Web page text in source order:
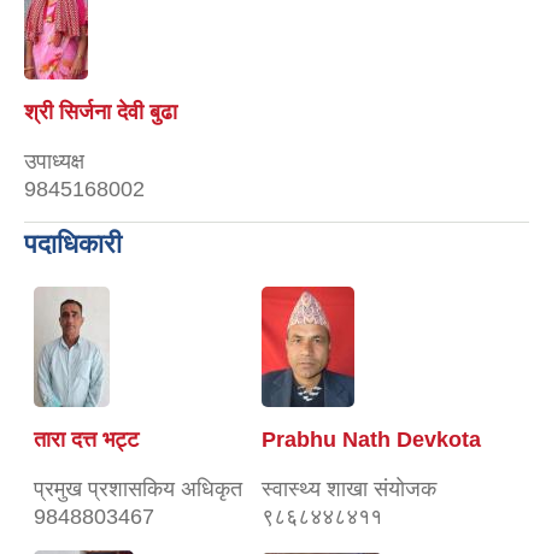
श्री सिर्जना देवी बुढा
उपाध्यक्ष
9845168002
पदाधिकारी
तारा दत्त भट्ट
प्रमुख प्रशासकिय अधिकृत
9848803467
Prabhu Nath Devkota
स्वास्थ्य शाखा संयाेजक
९८६८४४८४११